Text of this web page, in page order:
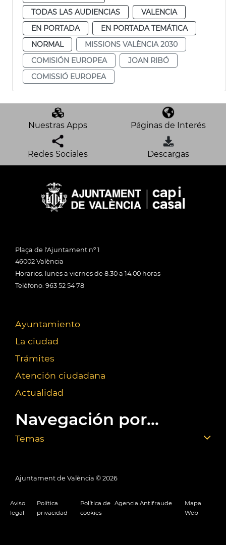
TODAS LAS AUDIENCIAS
VALENCIA
EN PORTADA
EN PORTADA TEMÁTICA
NORMAL
MISSIONS VALÈNCIA 2030
COMISIÓN EUROPEA
JOAN RIBÓ
COMISSIÓ EUROPEA
Nuestras Apps Páginas de Interés
Redes Sociales Descargas
Plaça de l'Ajuntament nº 1
46002 València
Horarios: lunes a viernes de 8:30 a 14:00 horas
Teléfono: 963 52 54 78
Ayuntamiento
La ciudad
Trámites
Atención ciudadana
Actualidad
Navegación por...
Temas
Ajuntament de València © 2026
Aviso
legal
Política
privacidad
Política de
cookies
Agencia Antifraude
Mapa
Web